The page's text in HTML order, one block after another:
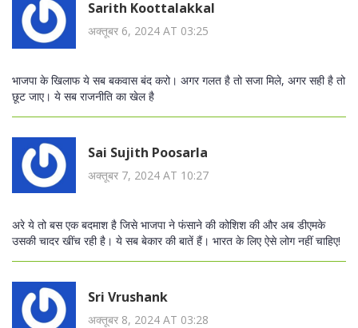
Sarith Koottalakkal
अक्तूबर 6, 2024 AT 03:25
भाजपा के खिलाफ ये सब बकवास बंद करो। अगर गलत है तो सजा मिले, अगर सही है तो
छूट जाए। ये सब राजनीति का खेल है
Sai Sujith Poosarla
अक्तूबर 7, 2024 AT 10:27
अरे ये तो बस एक बदमाश है जिसे भाजपा ने फंसाने की कोशिश की और अब डीएमके
उसकी चादर खींच रही है। ये सब बेकार की बातें हैं। भारत के लिए ऐसे लोग नहीं चाहिए!
Sri Vrushank
अक्तूबर 8, 2024 AT 03:28